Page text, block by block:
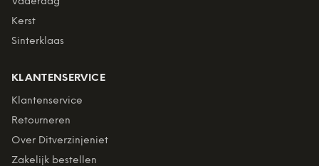
Kerst
Sinterklaas
KLANTENSERVICE
Klantenservice
Retourneren
Over Ditverzinjeniet
Zakelijk bestellen